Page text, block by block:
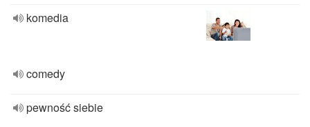
komedia
comedy
pewność siebie